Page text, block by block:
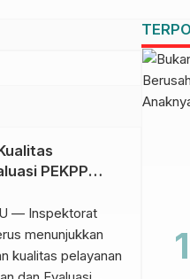
PEKPP
— Inspektorat
menunjukkan
kualitas pelayanan